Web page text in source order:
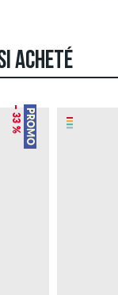
ACHETÉ
PROMO
– 33 %